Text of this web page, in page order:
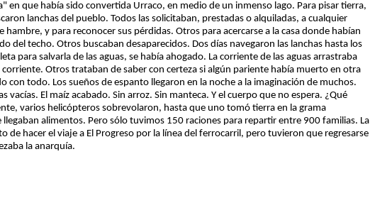
que había sido convertida Urraco, en medio de un inmenso lago. Para pisar tierra,
lanchas del pueblo. Todos las solicitaban, prestadas o alquiladas, a cualquier
y para reconocer sus pérdidas. Otros para acercarse a la casa donde habían
del techo. Otros buscaban desaparecidos. Dos días navegaron las lanchas hasta los
para salvarla de las aguas, se había ahogado. La corriente de las aguas arrastraba
Otros trataban de saber con certeza si algún pariente había muerto en otra
todo. Los sueños de espanto llegaron en la noche a la imaginación de muchos.
El maíz acabado. Sin arroz. Sin manteca. Y el cuerpo que no espera. ¿Qué
varios helicópteros sobrevolaron, hasta que uno tomó tierra en la grama
alimentos. Pero sólo tuvimos 150 raciones para repartir entre 900 familias. La
hacer el viaje a El Progreso por la línea del ferrocarril, pero tuvieron que regresarse
la anarquía.